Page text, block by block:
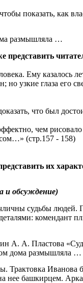
показать, как
размышляла …
представить
Ему казалось
но узкие глаза
что был
чем
(стр.157 - 158)
их
и обсуждение)
судьбы
комендант
А. А. Пластова
дома размышляла …
Трактовка Иванова
нее башкирцем.